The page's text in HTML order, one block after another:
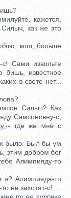
кажется,
как же это
мол, больше
Сами извольте
бишь, известное
в свете нет...
Силыч? Как
Самсоновну-с,
где же мне с
рыло. Был бы ум
этим добром бог
Алимпияду-то
Алимпияда-то
не захотят-с!
по ее дудочке